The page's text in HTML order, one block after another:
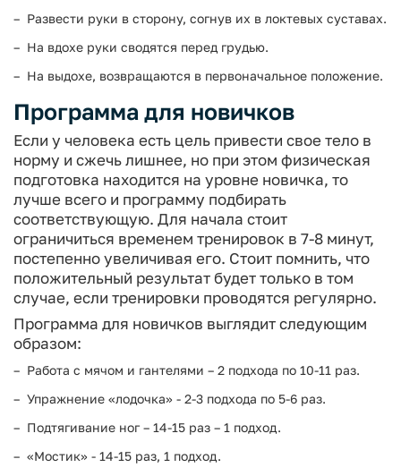
Развести руки в сторону, согнув их в локтевых суставах.
На вдохе руки сводятся перед грудью.
На выдохе, возвращаются в первоначальное положение.
Программа для новичков
Если у человека есть цель привести свое тело в
норму и сжечь лишнее, но при этом физическая
подготовка находится на уровне новичка, то
лучше всего и программу подбирать
соответствующую. Для начала стоит
ограничиться временем тренировок в 7-8 минут,
постепенно увеличивая его. Стоит помнить, что
положительный результат будет только в том
случае, если тренировки проводятся регулярно.
Программа для новичков выглядит следующим
образом:
Работа с мячом и гантелями – 2 подхода по 10-11 раз.
Упражнение «лодочка» - 2-3 подхода по 5-6 раз.
Подтягивание ног – 14-15 раз – 1 подход.
«Мостик» - 14-15 раз, 1 подход.